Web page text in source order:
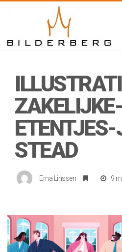
ZAKELIJKE-
STEAD
Erna Linssen 9